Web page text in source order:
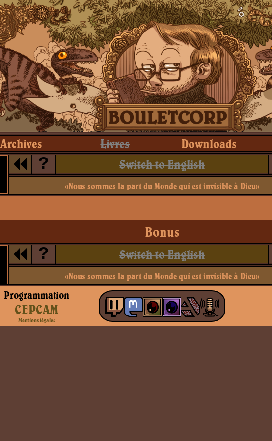
Archives Livres Downloads
? Switch to English
«Nous sommes la part du Monde qui est invisible à Dieu»
Bonus
? Switch to English
«Nous sommes la part du Monde qui est invisible à Dieu»
Programmation
CEPCAM
Mentions légales